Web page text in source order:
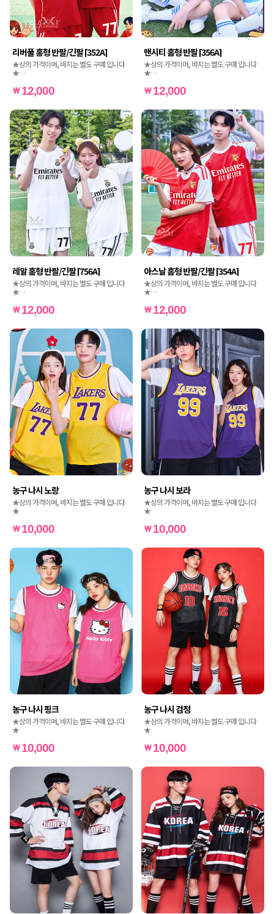
리버풀 홈형 반팔/긴팔 [352A]
★상의 가격이며, 바지는 별도 구매 입니다
★
12,000
맨시티 홈형 반팔 [356A]
★상의 가격이며, 바지는 별도 구매 입니다
★
12,000
레알 홈형 반팔/긴팔 [756A]
★상의 가격이며, 바지는 별도 구매 입니다
★
12,000
아스날 홈형 반팔/긴팔 [354A]
★상의 가격이며, 바지는 별도 구매 입니다
★
12,000
농구 나시 노랑
★상의 가격이며, 바지는 별도 구매 입니다
★
10,000
농구 나시 보라
★상의 가격이며, 바지는 별도 구매 입니다
★
10,000
농구 나시 핑크
★상의 가격이며, 바지는 별도 구매 입니다
★
10,000
농구 나시 검정
★상의 가격이며, 바지는 별도 구매 입니다
★
10,000